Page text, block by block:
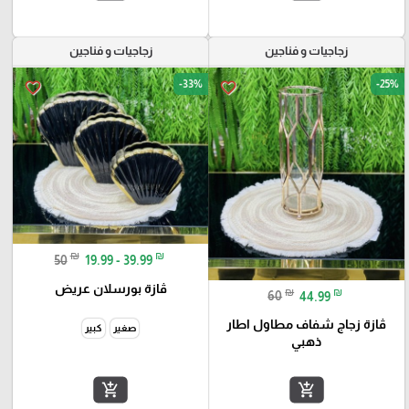
زجاجيات و فناجين
favorite_border -25%
60 ₪ 44.99 ₪
ڤازة زجاج شفاف مطاول اطار
ذهبي
add_shopping_cart
زجاجيات و فناجين
favorite_border -33%
50 ₪ 19.99 - 39.99 ₪
ڤازة بورسلان عريض
صغير كبير
add_shopping_cart